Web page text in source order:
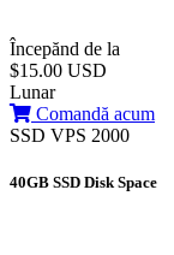
Începănd de la
$15.00 USD
Lunar
Comandă acum
SSD VPS 2000
40GB SSD Disk Space